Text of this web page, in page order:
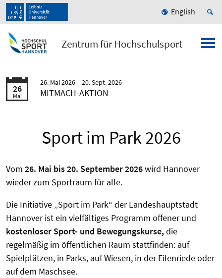
English
Zentrum für Hochschulsport
26
Mai
26. Mai 2026 20. Sept. 2026
MITMACH-AKTION
Sport im Park 2026
Vom 26. Mai bis 20. September 2026wird Hannover
wieder zum Sportraum für alle.
Die Initiative „Sport im Park“ der Landeshauptstadt
Hannover ist ein vielfältiges Programm offener und
kostenloser Sport- und Bewegungskurse, die
regelmäßig im öffentlichen Raum stattfinden: auf
Spielplätzen, in Parks, auf Wiesen, in der Eilenriede oder
auf dem Maschsee.